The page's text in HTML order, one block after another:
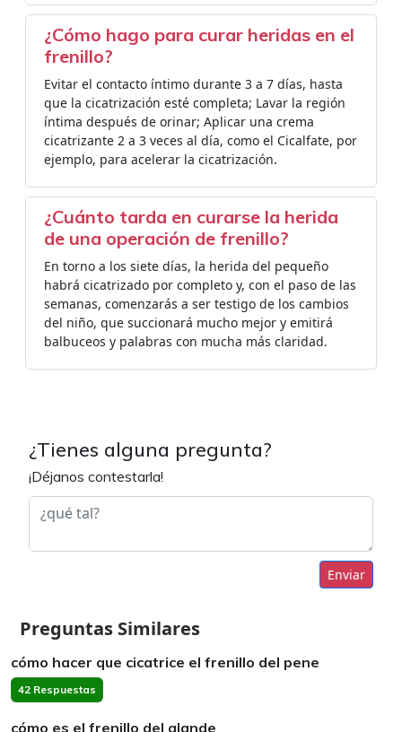
¿Cómo hago para curar heridas en el
frenillo?
Evitar el contacto íntimo durante 3 a 7 días, hasta
que la cicatrización esté completa; Lavar la región
íntima después de orinar; Aplicar una crema
cicatrizante 2 a 3 veces al día, como el Cicalfate, por
ejemplo, para acelerar la cicatrización.
¿Cuánto tarda en curarse la herida
de una operación de frenillo?
En torno a los siete días, la herida del pequeño
habrá cicatrizado por completo y, con el paso de las
semanas, comenzarás a ser testigo de los cambios
del niño, que succionará mucho mejor y emitirá
balbuceos y palabras con mucha más claridad.
¿Tienes alguna pregunta?
¡Déjanos contestarla!
Enviar
Preguntas Similares
cómo hacer que cicatrice el frenillo del pene
42 Respuestas
cómo es el frenillo del glande